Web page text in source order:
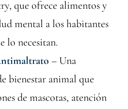
que ofrece alimentos y
mental a los habitantes
lo necesitan.
– Una
bienestar animal que
de mascotas, atención